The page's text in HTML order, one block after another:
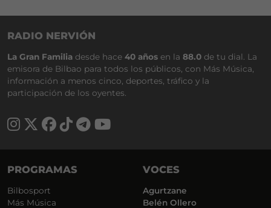
RADIO NERVIÓN
La Gran Familia desde hace 40 años en la 88.0 de tu dial. La
emisora de Bilbao para todos los públicos, con Más Música,
información a menos cinco, deportes, tráfico y la
participación de los oyentes.
PROGRAMAS
Bilbosport
Más Música
VOCES
Agurtzane
Belén Ollero